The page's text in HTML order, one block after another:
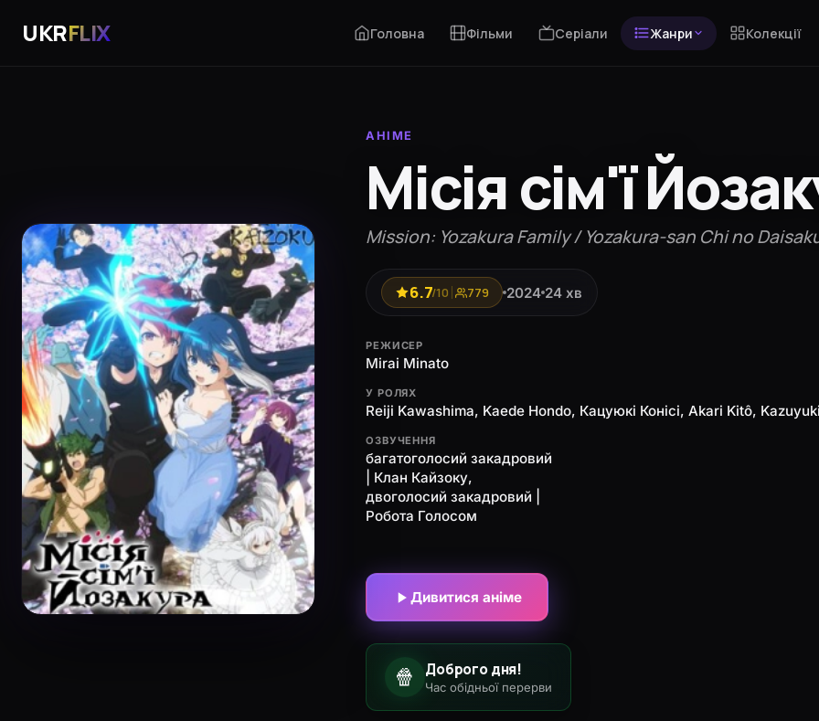
UKRFLIX Головна Фільми Серіали Жанри Колекції
АНІМЕ
Місія сім'ї
Mission: Yozakura Family / Yozakura-san Chi no
6.7/10 779 2024 24 хв
РЕЖИСЕР
Mirai Minato
У РОЛЯХ
Reiji Kawashima, Kaede Hondo, Кацуюкі Конісі, Akari Kitô,
ОЗВУЧЕННЯ
багатоголосий закадровий
| Клан Кайзоку,
двоголосий закадровий |
Робота Голосом
Дивитися аніме
🍿 Доброго дня!
Час обідньої перерви